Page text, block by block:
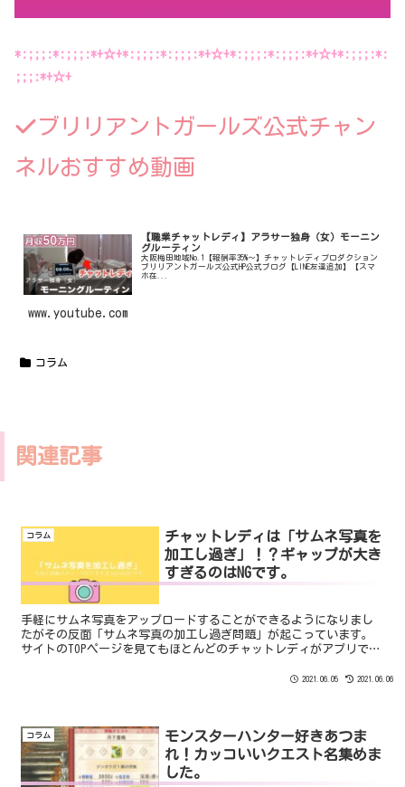
*:;;;:*:;;;:*+☆+*:;;;:*:;;;:*+☆+*:;;;:*:;;;:*+☆+*:;;;:*:
;;;:*+☆+
ブリリアントガールズ公式チャン
ネルおすすめ動画
【職業チャットレディ】アラサー独身（女）モーニン
グルーティン
大阪梅田地域No.1【報酬率35%〜】チャットレディプロダクション
ブリリアントガールズ公式HP公式ブログ【LINE友達追加】【スマ
ホ在...
www.youtube.com
コラム
関連記事
コラム
チャットレディは「サムネ写真を
加工し過ぎ」！？ギャップが大き
すぎるのはNGです。
手軽にサムネ写真をアップロードすることができるようになりまし
たがその反面「サムネ写真の加工し過ぎ問題」が起こっています。
サイトのTOPページを見てもほとんどのチャットレディがアプリでの
多くいます。少しくらいの差であれば問題がありませんが”明らか
2021.06.05 2021.06.06
コラム
モンスターハンター好きあつま
れ！カッコいいクエスト名集めま
した。